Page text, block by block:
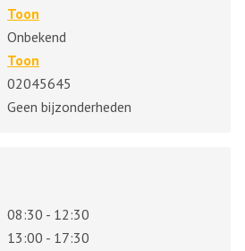
Toon
Onbekend
Toon
02045645
Geen bijzonderheden
08:30 - 12:30
13:00 - 17:30